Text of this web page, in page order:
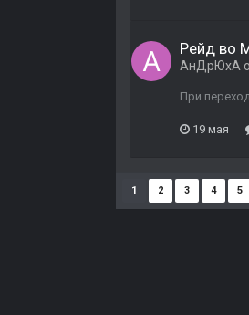
Рейд во
АнДрЮхА
При
19 мая
1 2 3 4 5